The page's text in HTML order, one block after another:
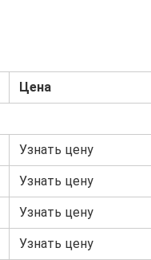
Цена
Узнать цену
Узнать цену
Узнать цену
Узнать цену